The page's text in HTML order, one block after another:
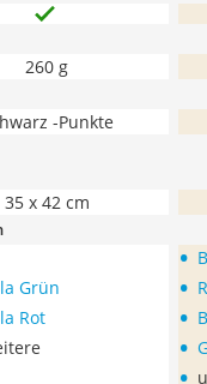
260 g
-Punkte
35 x 42 cm
Grün
Rot
•
•
•
•